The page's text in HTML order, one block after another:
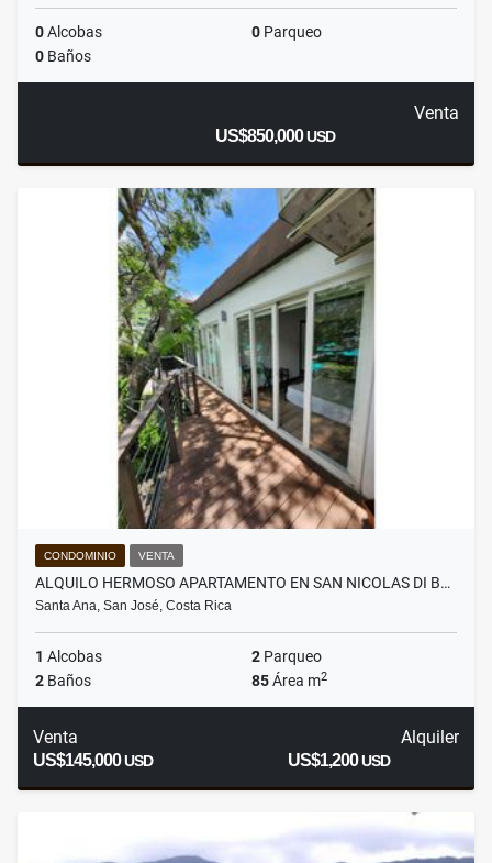
0Alcobas 0 Parqueo
0 Baños
Venta
US$850,000USD
CONDOMINIO VENTA
ALQUILO HERMOSO APARTAMENTO EN SAN NICOLAS DI B…
Santa Ana, San José, Costa Rica
1 Alcobas 2 Parqueo
2 Baños 85Área m2
Venta
US$145,000USD
Alquiler
US$1,200USD